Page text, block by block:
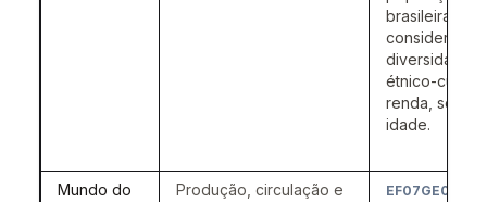
brasileira,
diversidade
étnico-
renda, sexo e
idade.
Mundo do
Produção, circulação e
EF07GE05